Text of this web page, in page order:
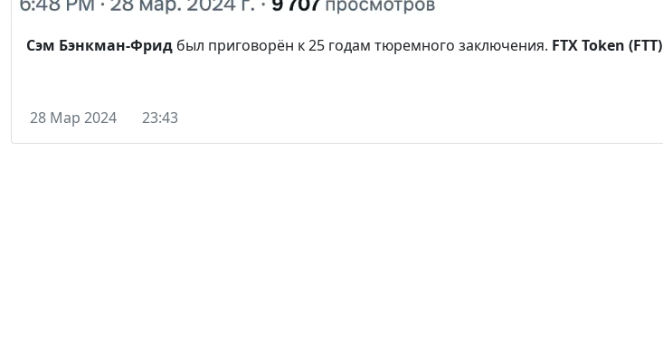
Сэм Бэнкман-Фрид был приговорён к 25 годам тюремного заключения. FTX Token (FTT)
28 Мар 2024 23:43